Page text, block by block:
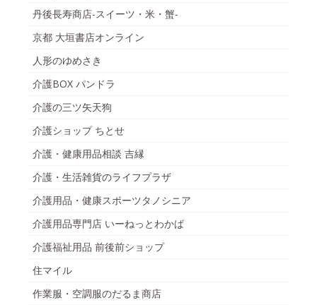
丹後長寿商店-スイーツ・米・蟹-
京都 大垣書店オンライン
人形のゆめさき
介護BOX パンドラ
介護の三ツ矢天狗
介護ショップ ちとせ
介護・健康用品相談 吉縁
介護・生活雑貨のライフプラザ
介護用品・健康スポーツタノシニア
介護用品専門店 いーねっとわかば
介護福祉用品 前後前ショップ
住マイル
作業服・空調服のだるま商店